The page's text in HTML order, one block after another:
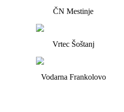
ČN Mestinje
Vrtec Šoštanj
Vodarna Frankolovo